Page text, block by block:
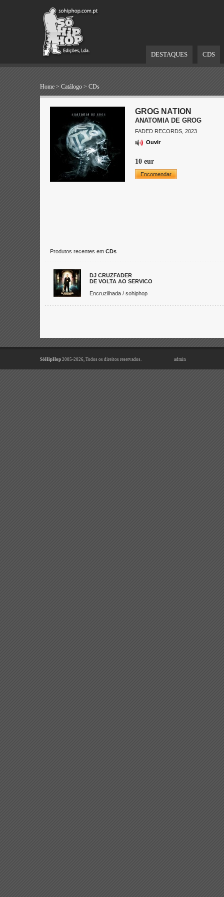
DESTAQUES CDS
Home > Catálogo > CDs
GROG NATION
ANATOMIA DE GROG
FADED RECORDS, 2023
Ouvir
10 eur
Encomendar
Produtos recentes em CDs
DJ CRUZFADER
DE VOLTA AO SERVICO
Encruzilhada / sohiphop
SóHipHop 2005-2026, Todos os direitos reservados. admin